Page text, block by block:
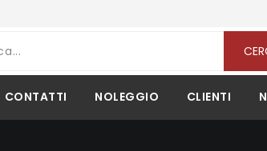
CONTATTI NOLEGGIO CLIENTI